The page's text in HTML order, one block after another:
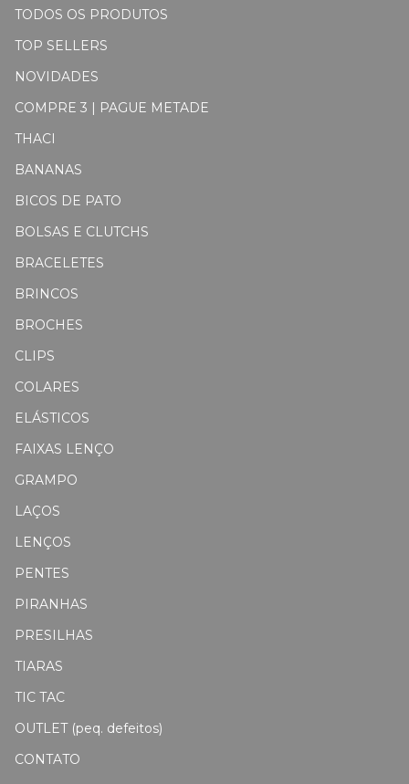
TODOS OS PRODUTOS
TOP SELLERS
NOVIDADES
COMPRE 3 | PAGUE METADE
THACI
BANANAS
BICOS DE PATO
BOLSAS E CLUTCHS
BRACELETES
BRINCOS
BROCHES
CLIPS
COLARES
ELÁSTICOS
FAIXAS LENÇO
GRAMPO
LAÇOS
LENÇOS
PENTES
PIRANHAS
PRESILHAS
TIARAS
TIC TAC
OUTLET (peq. defeitos)
CONTATO